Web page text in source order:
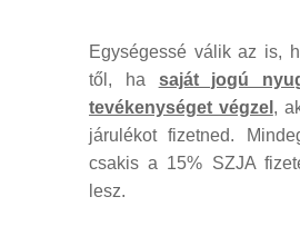
Egységessé válik az is,
től, ha saját jogú
tevékenységet végzel ,
járulékot fizetned.
csakis a 15% SZJA
lesz.